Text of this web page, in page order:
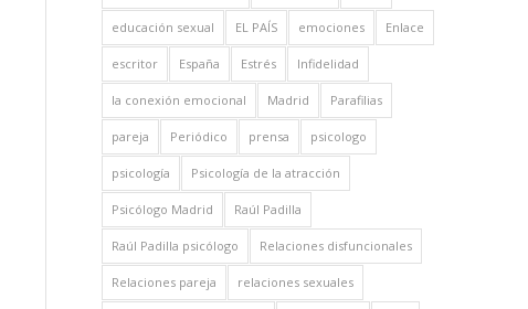
educación sexual EL PAÍS emociones Enlace
escritor España Estrés Infidelidad
la conexión emocional Madrid Parafilias
pareja Periódico prensa psicologo
psicología Psicología de la atracción
Psicólogo Madrid Raúl Padilla
Raúl Padilla psicólogo Relaciones disfuncionales
Relaciones pareja relaciones sexuales